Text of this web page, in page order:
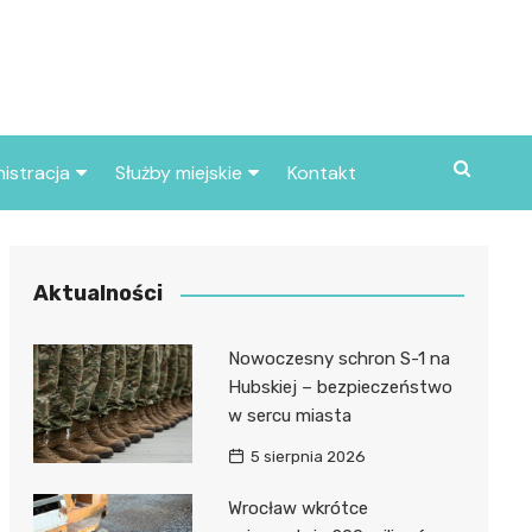
miasta
Służby miejskie
Policja
Kontakt
Aktualności
Nowoczesny schron S-1 na
Hubskiej – bezpieczeństwo
w sercu miasta
5 sierpnia 2026
Wrocław wkrótce